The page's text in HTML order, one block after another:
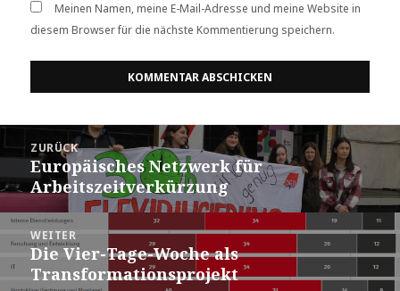
Meinen Namen, meine E-Mail-Adresse und meine Website in
diesem Browser für die nächste Kommentierung speichern.
Beitrags-
Navigation
ZURÜCK
Vorheriger
Beitrag:
Europäisches Netzwerk für
Arbeitszeitverkürzung
WEITER
Nächster
Beitrag:
Die Vier-Tage-Woche als
Transformationsprojekt